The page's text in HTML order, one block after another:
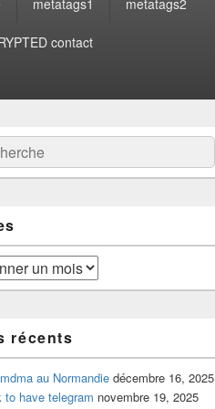
contact
récents
au Normandie décembre 16, 2025
to have telegram novembre 19, 2025